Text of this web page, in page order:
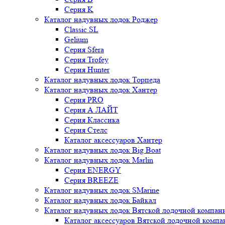
Серия K
Каталог надувных лодок Роджер
Classic SL
Gelium
Серия Sfera
Серия Trofey
Серия Hunter
Каталог надувных лодок Торпеда
Каталог надувных лодок Хантер
Серия PRO
Серия А ЛАЙТ
Серия Классика
Серия Стелс
Каталог аксессуаров Хантер
Каталог надувных лодок Big Boat
Каталог надувных лодок Marlin
Серия ENERGY
Серия BREEZE
Каталог надувных лодок SMarine
Каталог надувных лодок Байкал
Каталог надувных лодок Вятской лодочной
Каталог аксессуаров Вятской лодочной